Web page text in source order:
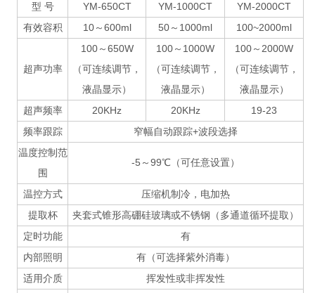
型 号
YM-650CT YM-1000CT
YM-2000CT
有效容积
10～600ml 50～1000ml 100~2000ml
超声功率
100～650W
（可连续调节，
液晶显示）
100～1000W
（可连续调节，
液晶显示）
100～2000W
（可连续调节，
液晶显示）
超声频率
20KHz 20KHz
19-23
频率跟踪
窄幅自动跟踪+波段选择
温度控制范
围
-5～99℃（可任意设置）
温控方式
压缩机制冷，电加热
提取杯
夹套式锥形高硼硅玻璃或不锈钢（多通道循环提取）
定时功能
有
内部照明
有（可选择紫外消毒）
适用介质
挥发性或非挥发性